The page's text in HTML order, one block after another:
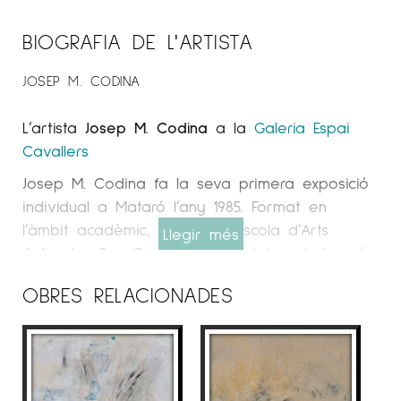
BIOGRAFIA DE L'ARTISTA
JOSEP M. CODINA
L’artista Josep M. Codina a la Galeria Espai
Cavallers
Josep M. Codina fa la seva primera exposició
individual a Mataró l’any 1985. Format en
l’àmbit acadèmic, primer a l’Escola d’Arts
Aplicades Pau Gargallo de Badalona i després
iniciar la seva trajectòria artística sota el
mestratge d’altres artistes locals. No obstant
això, es va desprendre ràpidament d’aquestes
influències inicials per endinsar-se en la
creació d’un llenguatge pictòric propi,
Llegir més
OBRES RELACIONADES